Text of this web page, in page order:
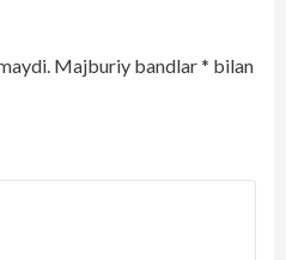
Majburiy bandlar* bilan